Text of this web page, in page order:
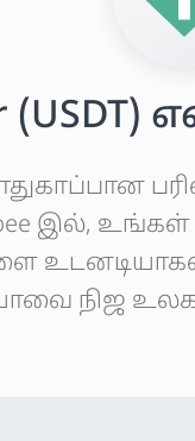
இல், உங்கள்
நிஜ உலக